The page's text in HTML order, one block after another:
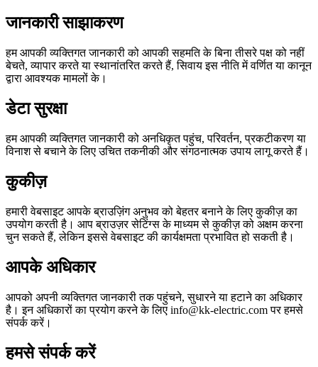
जानकारी साझाकरण
हम आपकी व्यक्तिगत जानकारी को आपकी सहमति के बिना तीसरे पक्ष को नहीं
बेचते, व्यापार करते या स्थानांतरित करते हैं, सिवाय इस नीति में वर्णित या कानून
द्वारा आवश्यक मामलों के।
डेटा सुरक्षा
हम आपकी व्यक्तिगत जानकारी को अनधिकृत पहुंच, परिवर्तन, प्रकटीकरण या
विनाश से बचाने के लिए उचित तकनीकी और संगठनात्मक उपाय लागू करते हैं।
कुकीज़
हमारी वेबसाइट आपके ब्राउज़िंग अनुभव को बेहतर बनाने के लिए कुकीज़ का
उपयोग करती है। आप ब्राउज़र सेटिंग्स के माध्यम से कुकीज़ को अक्षम करना
चुन सकते हैं, लेकिन इससे वेबसाइट की कार्यक्षमता प्रभावित हो सकती है।
आपके अधिकार
आपको अपनी व्यक्तिगत जानकारी तक पहुंचने, सुधारने या हटाने का अधिकार
है। इन अधिकारों का प्रयोग करने के लिए info@kk-electric.com पर हमसे
संपर्क करें।
हमसे संपर्क करें